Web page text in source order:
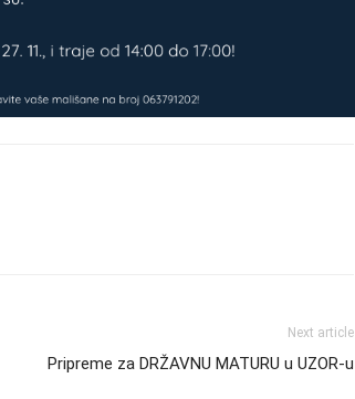
Next article
Pripreme za DRŽAVNU MATURU u UZOR-u